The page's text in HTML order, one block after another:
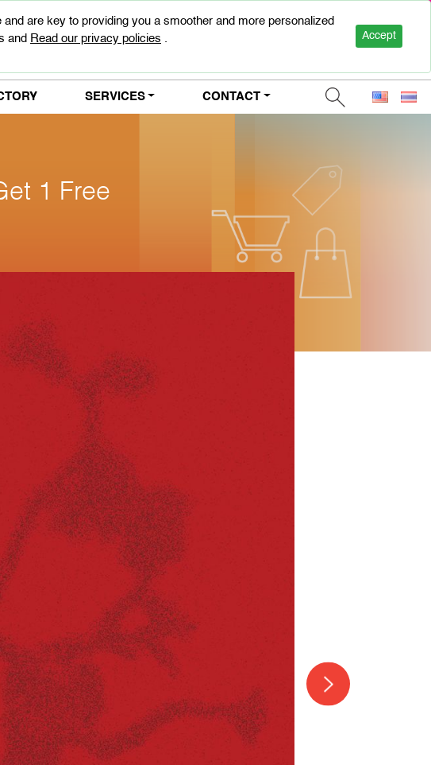
Accept
are key to providing you a smoother and more personalized
and Read our privacy policies . 0-2947-5000
SERVICES CONTACT
1 Free